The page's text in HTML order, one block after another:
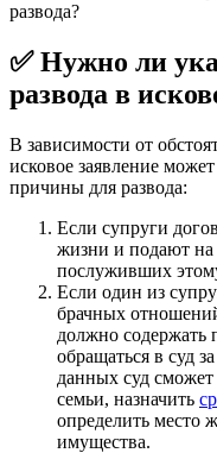
развода?
✅ Нужно ли
развода в
В зависимости от
исковое заявление
причины для развода:
Если супруги
жизни и подают на
послуживших
Если один из
брачных
должно
обращаться в суд
данных суд сможет
семьи, назначить
определить место
имущества.